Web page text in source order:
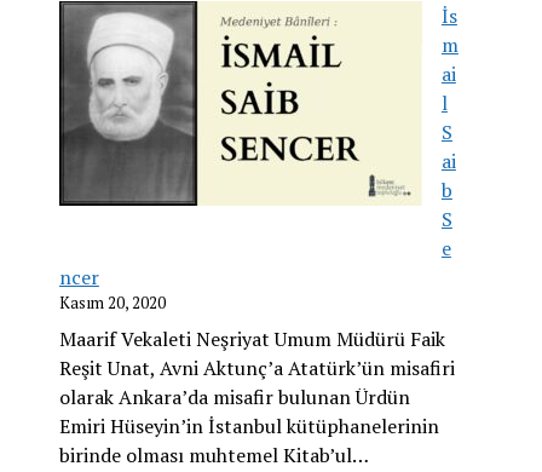
İs
m
ai
l
S
ai
b
S
e
ncer
Kasım 20, 2020
Maarif Vekaleti Neşriyat Umum Müdürü Faik
Reşit Unat, Avni Aktunç’a Atatürk’ün misafiri
olarak Ankara’da misafir bulunan Ürdün
Emiri Hüseyin’in İstanbul kütüphanelerinin
birinde olması muhtemel Kitab’ul…